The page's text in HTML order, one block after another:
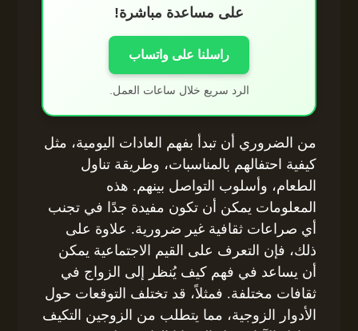
على مساعدة مباشرة!
راسلنا على واتساب
الرد سريع خلال ساعات العمل.
من الضروري أن تبدأ بفهم العادات اليومية، مثل
كيفية احتفالهم بالمناسبات، وطريقة تناول
الطعام، وأسلوب التواصل بينهم. هذه
المعلومات يمكن أن تكون مفيدة جدًا في تجنب
أي صراعات ثقافية غير ضرورية. علاوة على
ذلك، فإن التعرف على القيم الاجتماعية يمكن
أن يساعد في فهم كيف يُنظر إلى الزواج في
ثقافات مختلفة. فمثلاً، قد تختلف التوقعات حول
الأدوار الزوجية، مما يتطلب من الزوجين التكيف